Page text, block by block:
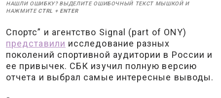
НАШЛИ ОШИБКУ? ВЫДЕЛИТЕ ОШИБОЧНЫЙ ТЕКСТ МЫШКОЙ И
НАЖМИТЕ CTRL + ENTER
Спортс” и агентство Signal (part of ONY)
представили исследование разных
поколений спортивной аудитории в России и
ее привычек. СБК изучил полную версию
отчета и выбрал самые интересные выводы.